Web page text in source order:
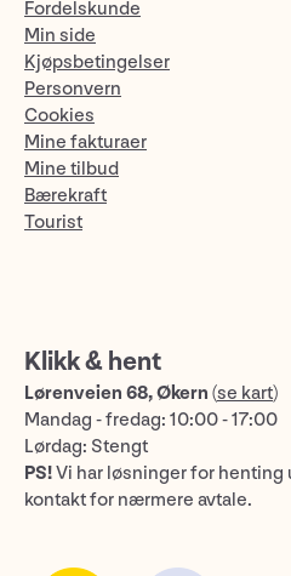
Fordelskunde
Min side
Kjøpsbetingelser
Personvern
Cookies
Mine fakturaer
Mine tilbud
Bærekraft
Tourist
Klikk & hent
Lørenveien 68, Økern (se kart)
Mandag - fredag: 10:00 - 17:00
Lørdag: Stengt
PS!Vi har løsninger for
kontakt for nærmere avtale.